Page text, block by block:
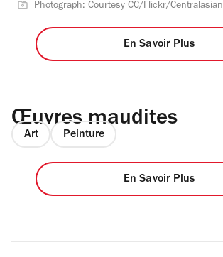
Photograph: Courtesy CC/Flickr/Centralasian
En Savoir Plus
Œuvres maudites
Art Peinture
En Savoir Plus